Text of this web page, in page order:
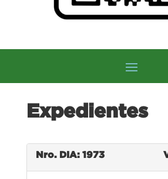
Expedientes
Nro. DIA: 1973